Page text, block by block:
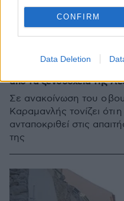
CONFIRM
Data Deletion
από τα ξενοδοχεία της
Σε ανακοίνωση του ο
Καραμανλής τονίζει
ανταποκριθεί στις
της
03.07.2017, 18:19 4